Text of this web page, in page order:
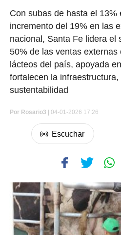
Con subas de hasta el 13%
incremento del 19% en las
nacional, Santa Fe lidera el
50% de las ventas externas
lácteos del país, apoyada
fortalecen la
sustentabilidad
Por Rosario3 | 04-01-2026 17:26